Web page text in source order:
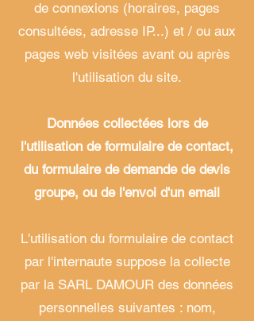
de connexions (horaires, pages
consultées, adresse IP...) et / ou aux
pages web visitées avant ou après
l'utilisation du site.
Données collectées lors de
l'utilisation de formulaire de contact,
du formulaire de demande de devis
groupe, ou de l'envoi d'un email
L'utilisation du formulaire de contact
par l'internaute suppose la collecte
par la SARL DAMOUR des données
personnelles suivantes : nom,